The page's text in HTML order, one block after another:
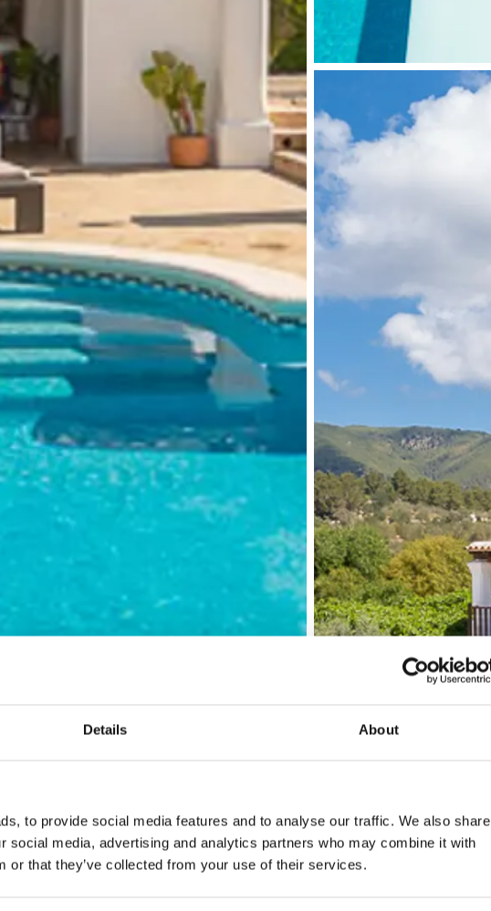
Details About
to provide social media features and to analyse our traffic. We also share
social media, advertising and analytics partners who may combine it with
or that they’ve collected from your use of their services.